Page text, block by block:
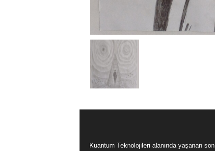
Kuantum Teknolojileri alanında yaşanan son